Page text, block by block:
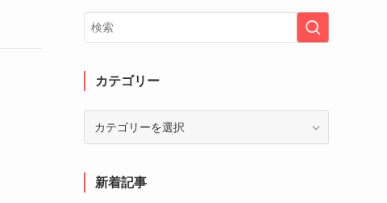
カテゴリー
リ
新着記事